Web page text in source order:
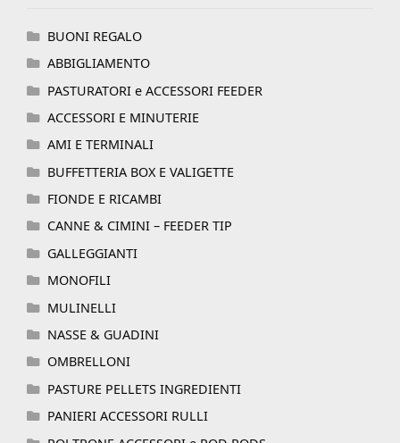
BUONI REGALO
ABBIGLIAMENTO
PASTURATORI e ACCESSORI FEEDER
ACCESSORI E MINUTERIE
AMI E TERMINALI
BUFFETTERIA BOX E VALIGETTE
FIONDE E RICAMBI
CANNE & CIMINI – FEEDER TIP
GALLEGGIANTI
MONOFILI
MULINELLI
NASSE & GUADINI
OMBRELLONI
PASTURE PELLETS INGREDIENTI
PANIERI ACCESSORI RULLI